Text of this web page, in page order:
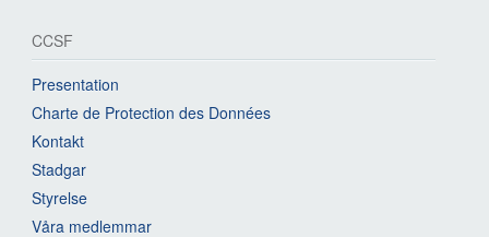
CCSF
Presentation
Charte de Protection des Données
Kontakt
Stadgar
Styrelse
Våra medlemmar